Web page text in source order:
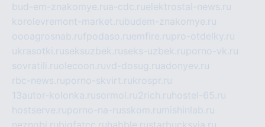
bud-em-znakomye.rua-cdc.ruelektrostal-news.ru
korolevremont-market.rubudem-znakomye.ru
oooagrosnab.rufpodaso.ruemfire.rupro-otdelky.ru
ukrasotki.ruseksuzbek.ruseks-uzbek.ruporno-vk.ru
sovratili.ruolecoon.ruvd-dosug.ruadonyev.ru
rbc-news.ruporno-skvirt.rukrospr.ru
13autor-kolonka.rusormol.ru2rich.ru hostel-65.ru
hostserve.ruporno-na-russkom.ru mishinlab.ru